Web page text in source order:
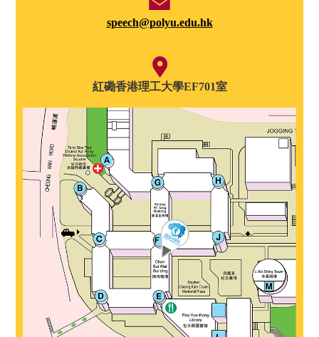
speech@polyu.edu.hk
紅磡香港理工大學EF701室